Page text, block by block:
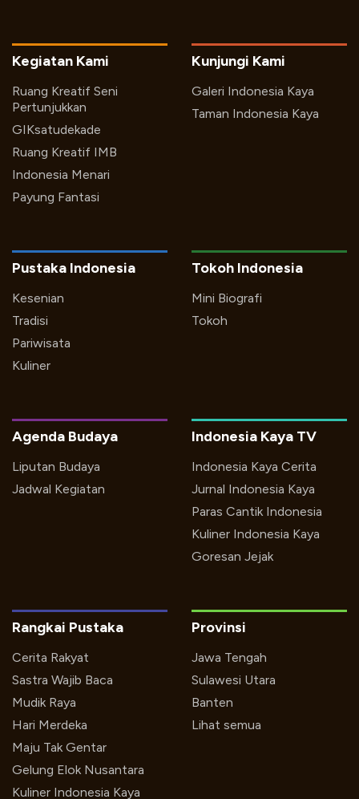
Kegiatan Kami
Ruang Kreatif Seni
Pertunjukkan
GIKsatudekade
Ruang Kreatif IMB
Indonesia Menari
Payung Fantasi
Kunjungi Kami
Galeri Indonesia Kaya
Taman Indonesia Kaya
Pustaka Indonesia
Kesenian
Tradisi
Pariwisata
Kuliner
Tokoh Indonesia
Mini Biografi
Tokoh
Indonesia Kaya TV
Indonesia Kaya Cerita
Jurnal Indonesia Kaya
Paras Cantik Indonesia
Kuliner Indonesia Kaya
Goresan Jejak
Agenda Budaya
Liputan Budaya
Jadwal Kegiatan
Rangkai Pustaka
Cerita Rakyat
Sastra Wajib Baca
Mudik Raya
Hari Merdeka
Maju Tak Gentar
Gelung Elok Nusantara
Kuliner Indonesia Kaya
Provinsi
Jawa Tengah
Sulawesi Utara
Banten
Lihat semua